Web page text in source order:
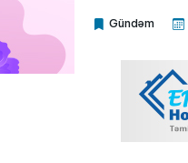
Gündəm
Xalq.Online